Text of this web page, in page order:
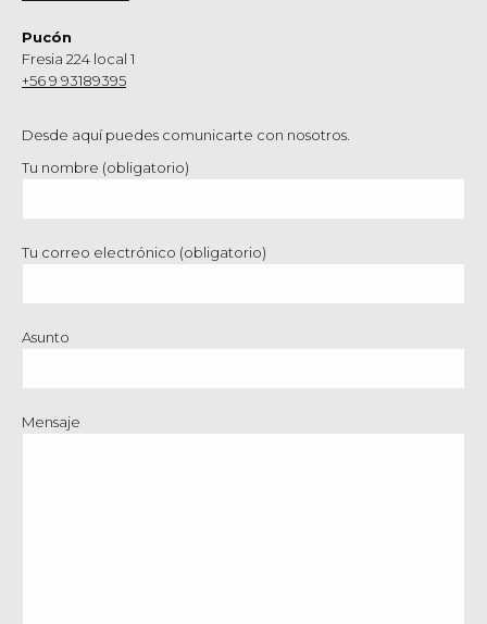
Pucón
Fresia 224 local 1
+56 9 93189395
Desde aquí puedes comunicarte con nosotros.
Tu nombre (obligatorio)
Tu correo electrónico (obligatorio)
Asunto
Mensaje